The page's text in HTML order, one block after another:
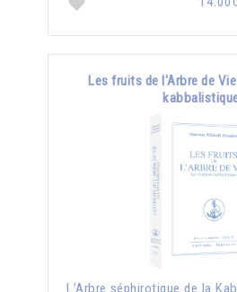
Les fruits de l'Arbre de
L’Arbre séphirotique de la